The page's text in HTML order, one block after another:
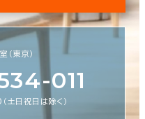
（東京）
011
日祝日は除く）